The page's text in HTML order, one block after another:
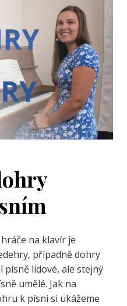
na klavír je
případně dohry
písně lidové, ale stejný
umělé. Jak na
k písni si ukážeme